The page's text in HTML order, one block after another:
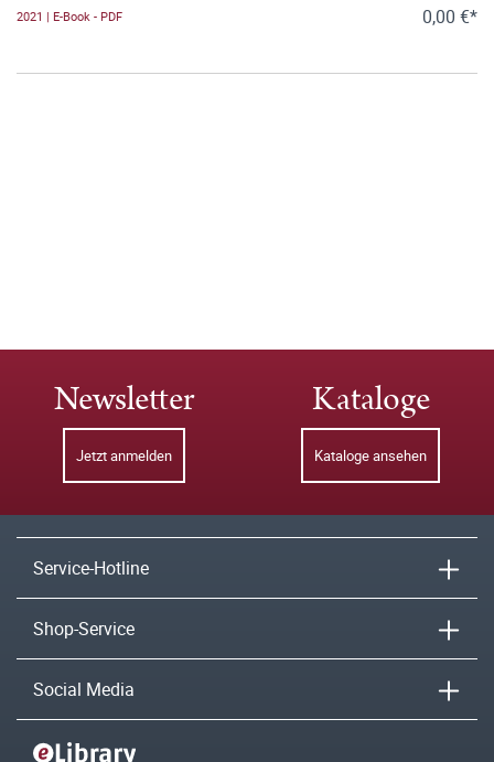
2021 | E-Book - PDF 0,00 €*
Newsletter
Jetzt anmelden
Kataloge
Kataloge ansehen
Service-Hotline
Shop-Service
Social Media